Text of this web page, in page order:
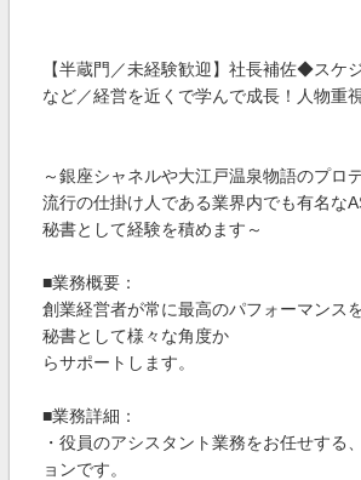
【半蔵門／未経験歓迎】社長補佐◆スケ
など／経営を近くで学んで成長！人物重
～銀座シャネルや大江戸温泉物語のプロ
流行の仕掛け人である業界内でも有名な
秘書として経験を積めます～
■業務概要：
創業経営者が常に最高のパフォーマンス
秘書として様々な角度か
らサポートします。
■業務詳細：
・役員のアシスタント業務をお任せする
ョンです。